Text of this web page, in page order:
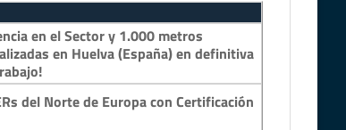
en el Sector y 1.000 metros
en Huelva (España) en definitiva
del Norte de Europa con Certificación